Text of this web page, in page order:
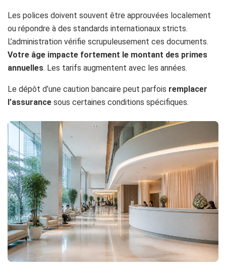
Les polices doivent souvent être approuvées localement
ou répondre à des standards internationaux stricts.
L’administration vérifie scrupuleusement ces documents.
Votre âge impacte fortement le montant des primes
annuelles. Les tarifs augmentent avec les années.
Le dépôt d’une caution bancaire peut parfois remplacer
l’assurance sous certaines conditions spécifiques.